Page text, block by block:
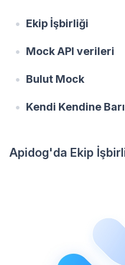
Ekip İşbirliği
Mock API verileri
Bulut Mock
Kendi Kendine
Apidog'da Ekip